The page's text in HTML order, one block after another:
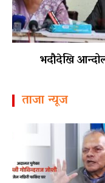
भदौदेखि
ताजा न्यूज